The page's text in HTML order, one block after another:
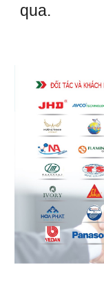
qua.